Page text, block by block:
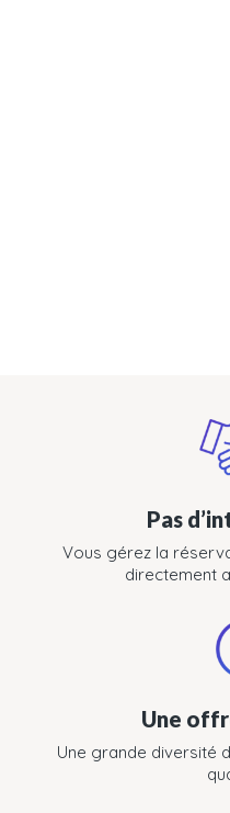
Pas
Vous gérez la
directement
Une
Une grande diversité